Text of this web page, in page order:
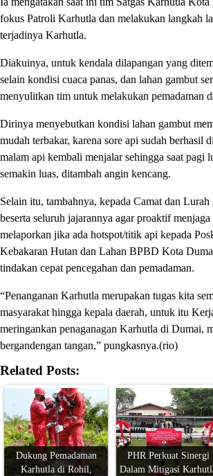
fokus Patroli Karhutla dan melakukan langkah
terjadinya Karhutla.
Diakuinya, untuk kendala dilapangan yang
selain kondisi cuaca panas, dan lahan gambut
menyulitkan tim untuk melakukan pemadaman
Dirinya menyebutkan kondisi lahan gambut
mudah terbakar, karena sore api sudah berhasil
malam api kembali menjalar sehingga saat pagi
semakin luas, ditambah angin kencang.
Selain itu, tambahnya, kepada Camat dan
beserta seluruh jajarannya agar proaktif
melaporkan jika ada hotspot/titik api kepada
Kebakaran Hutan dan Lahan BPBD Kota
tindakan cepat pencegahan dan pemadaman.
“Penanganan Karhutla merupakan tugas kita
masyarakat hingga kepala daerah, untuk itu
meringankan penaganagan Karhutla di Dumai,
bergandengan tangan,” pungkasnya.(rio)
Related Posts:
Dukung Pemadaman
Karhutla di Rohil,
PHR Perkuat Sinergi
Dalam Mitigasi